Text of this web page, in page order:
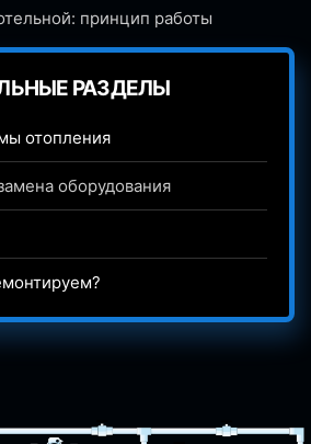
принцип работы
РАЗДЕЛЫ
отопления
оборудования